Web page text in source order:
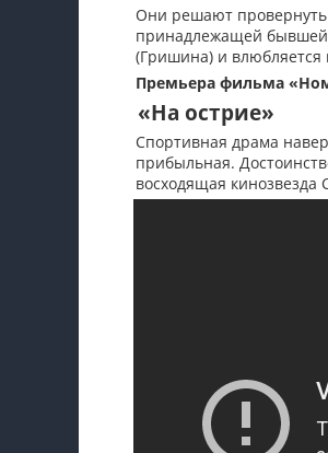
Они решают провернуть
принадлежащей бывшей
(Гришина) и влюбляется
Премьера фильма
«На острие»
Спортивная драма
прибыльная.
восходящая кинозвезда